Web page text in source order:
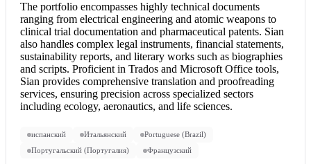
The portfolio encompasses highly technical documents
ranging from electrical engineering and atomic weapons to
clinical trial documentation and pharmaceutical patents. Sian
also handles complex legal instruments, financial statements,
sustainability reports, and literary works such as biographies
and scripts. Proficient in Trados and Microsoft Office tools,
Sian provides comprehensive translation and proofreading
services, ensuring precision across specialized sectors
including ecology, aeronautics, and life sciences.
испанский Итальянский
Portuguese (Brazil)
Португальский (Португалия)
Французский